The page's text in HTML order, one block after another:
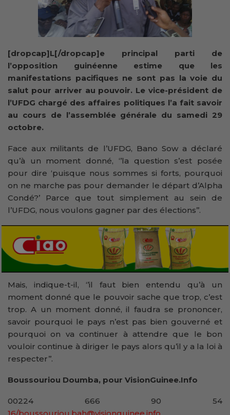
[dropcap]L[/dropcap]e principal parti de
l’opposition guinéenne estime que les
manifestations pacifiques ne sont pas la voie du
salut pour arriver au pouvoir. Le vice-président de
l’UFDG chargé des affaires politiques l’a fait savoir
au cours de l’assemblée générale du samedi 29
octobre.
Face aux militants de l’UFDG, Bano Sow a déclaré
qu’à un moment donné, ‘’la question s’est posée
pour dire ‘puisque nous sommes si forts, pourquoi
on ne marche pas pour demander le départ d’Alpha
Condé?’ Parce que tout simplement au sein de
l’UFDG, nous voulons gagner par des élections’’.
Mais, indique-t-il, ‘’il faut bien entendu qu’à un
moment donné que le pouvoir sache que trop, c’est
trop. A un moment donné, il faudra se prononcer,
savoir pourquoi le pays n’est pas bien gouverné et
pourquoi on va continuer à attendre que le bon
vouloir continue à diriger le pays alors qu’il y a la loi à
respecter’’.
Boussouriou Doumba, pour VisionGuinee.Info
00224 666 90 54
16/boussouriou.bah@visionguinee.info